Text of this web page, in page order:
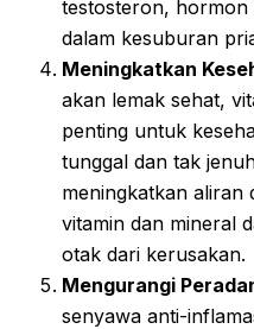
testosteron,
dalam kesuburan
Meningkatkan
akan lemak sehat,
penting untuk
tunggal dan tak
meningkatkan aliran
vitamin dan mineral
otak dari kerusakan.
Mengurangi
senyawa anti-